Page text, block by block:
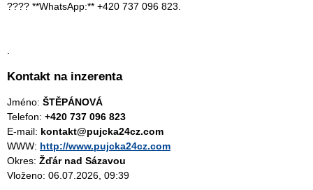
???? **WhatsApp:** +420 737 096 823.
Kontakt na inzerenta
Jméno: ŠTĚPÁNOVÁ
Telefon: +420 737 096 823
E-mail: kontakt@pujcka24cz.com
WWW: http://www.pujcka24cz.com
Okres: Žďár nad Sázavou
Vloženo: 06.07.2026, 09:39